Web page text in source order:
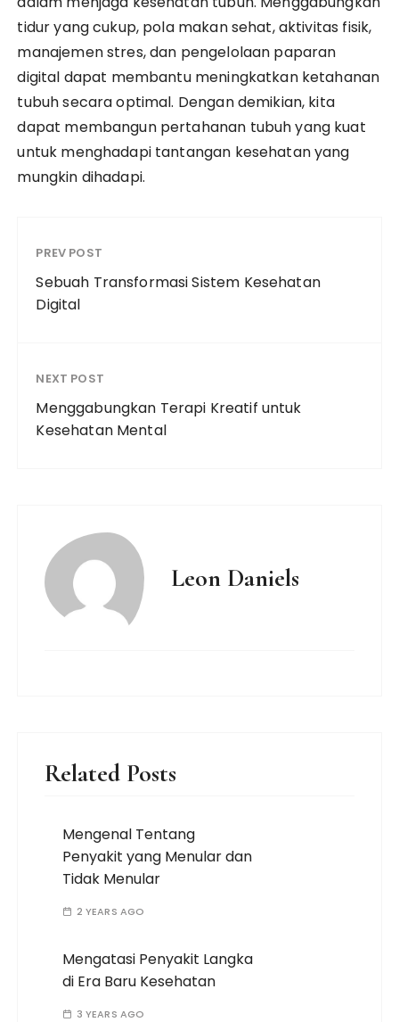
tidur yang cukup, pola makan sehat, aktivitas fisik,
manajemen stres, dan pengelolaan paparan
digital dapat membantu meningkatkan ketahanan
tubuh secara optimal. Dengan demikian, kita
dapat membangun pertahanan tubuh yang kuat
untuk menghadapi tantangan kesehatan yang
mungkin dihadapi.
PREV POST
Sebuah Transformasi Sistem Kesehatan
Digital
NEXT POST
Menggabungkan Terapi Kreatif untuk
Kesehatan Mental
Leon Daniels
Related Posts
Mengenal Tentang
Penyakit yang Menular dan
Tidak Menular
2 YEARS AGO
Mengatasi Penyakit Langka
di Era Baru Kesehatan
3 YEARS AGO